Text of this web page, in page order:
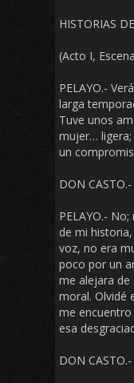
HISTORIAS
(Acto I,
PELAYO.-
larga
Tuve unos
mujer…
un
DON
PELAYO.-
de mi
voz, no era
poco por un
me alejara de
moral. Olvidé
me
esa
DON CASTO.-